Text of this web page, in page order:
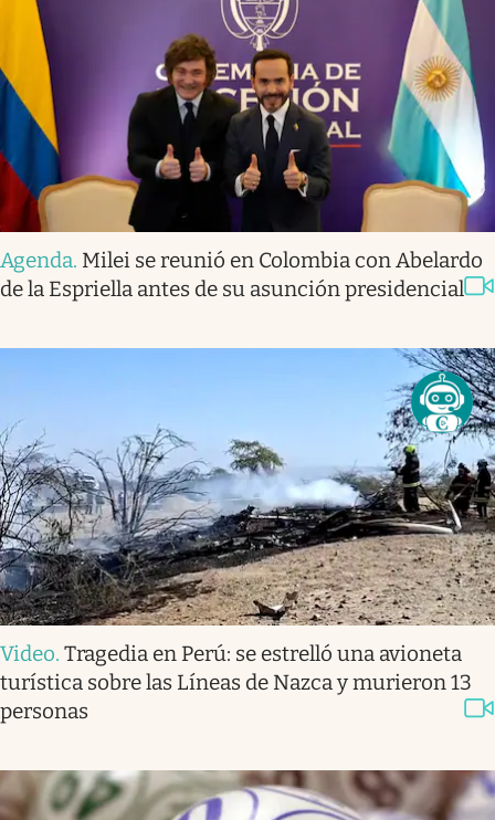
Agenda. Milei se reunió en Colombia con Abelardo
de la Espriella antes de su asunción presidencial
Video. Tragedia en Perú: se estrelló una avioneta
turística sobre las Líneas de Nazca y murieron 13
personas